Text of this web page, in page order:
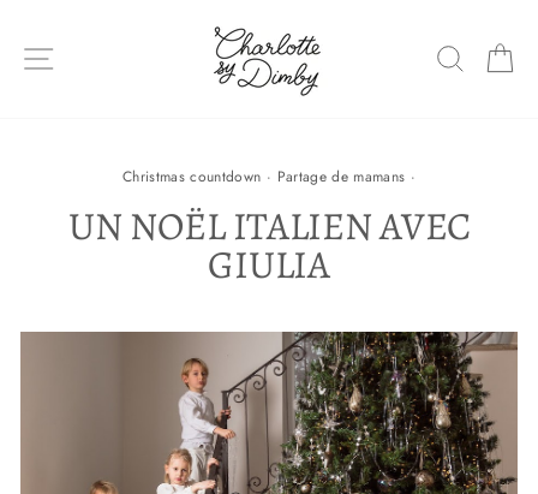
contenu
NAVIGATION DU SITE
Christmas countdown · Partage de mamans ·
UN NOËL ITALIEN AVEC
GIULIA